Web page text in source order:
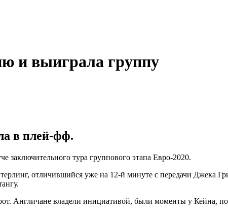
и выиграла группу
в плей-фф.
тура группового этапа Евро-2020.
отличившийся уже на 12-й минуте с передачи Джека
Англичане владели инициативой, были моменты у Кейна,